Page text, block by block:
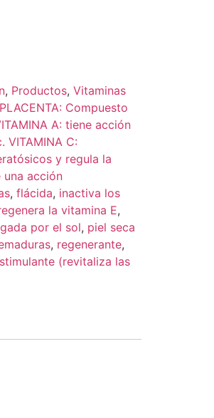
, Productos, Vitaminas
Compuesto
A: tiene acción
VITAMINA C:
y regula la
una acción
, flácida, inactiva los
la vitamina E,
por el sol, piel seca
, regenerante,
(revitaliza las